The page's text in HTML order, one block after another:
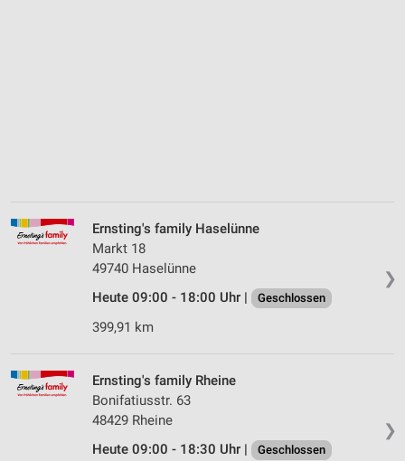
❯
Ernsting's family Haselünne
Markt 18
49740 Haselünne
Heute 09:00 - 18:00 Uhr |
Geschlossen
399,91 km
❯
Ernsting's family Rheine
Bonifatiusstr. 63
48429 Rheine
Heute 09:00 - 18:30 Uhr |
Geschlossen